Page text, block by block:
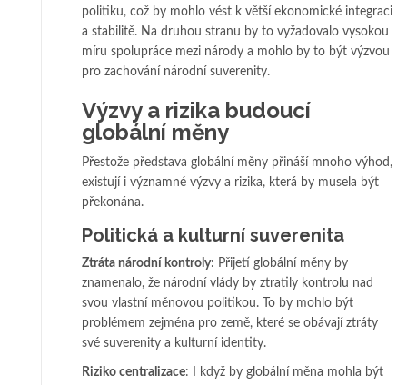
politiku, což by mohlo vést k větší ekonomické integraci
a stabilitě. Na druhou stranu by to vyžadovalo vysokou
míru spolupráce mezi národy a mohlo by to být výzvou
pro zachování národní suverenity.
Výzvy a rizika budoucí
globální měny
Přestože představa globální měny přináší mnoho výhod,
existují i významné výzvy a rizika, která by musela být
překonána.
Politická a kulturní suverenita
Ztráta národní kontroly: Přijetí globální měny by
znamenalo, že národní vlády by ztratily kontrolu nad
svou vlastní měnovou politikou. To by mohlo být
problémem zejména pro země, které se obávají ztráty
své suverenity a kulturní identity.
Riziko centralizace: I když by globální měna mohla být